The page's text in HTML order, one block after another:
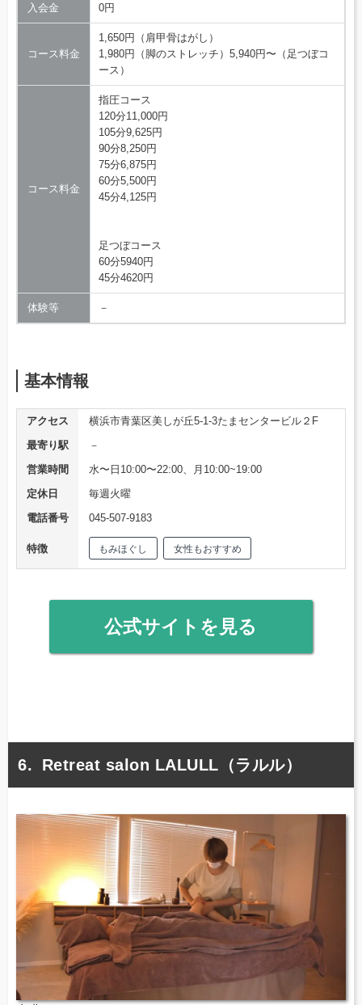
入会金 0円
コース料金
1,650円（肩甲骨はがし）
1,980円（脚のストレッチ）5,940円〜（足つぼコ
ース）
コース料金
指圧コース
120分11,000円
105分9,625円
90分8,250円
75分6,875円
60分5,500円
45分4,125円
足つぼコース
60分5940円
45分4620円
体験等 －
基本情報
アクセス
横浜市青葉区美しが丘5-1-3たまセンタービル２F
最寄り駅
－
営業時間
水〜日10:00〜22:00、月10:00~19:00
定休日
毎週火曜
電話番号
045-507-9183
特徴 もみほぐし 女性もおすすめ
公式サイトを見る
Retreat salon LALULL（ラルル）